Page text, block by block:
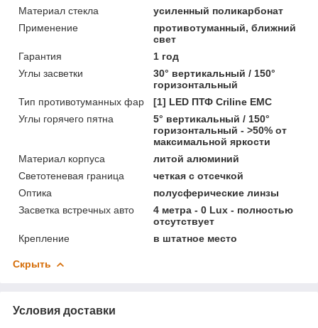
Материал стекла
усиленный поликарбонат
Применение
противотуманный, ближний
свет
Гарантия
1 год
Углы засветки
30° вертикальный / 150°
горизонтальный
Тип противотуманных фар
[1] LED ПТФ Crilinе EMC
Углы горячего пятна
5° вертикальный / 150°
горизонтальный - >50% от
максимальной яркости
Материал корпуса
литой алюминий
Светотеневая граница
четкая с отсечкой
Оптика
полусферические линзы
Засветка встречных авто
4 метра - 0 Lux - полностью
отсутствует
Крепление
в штатное место
Скрыть
Условия доставки